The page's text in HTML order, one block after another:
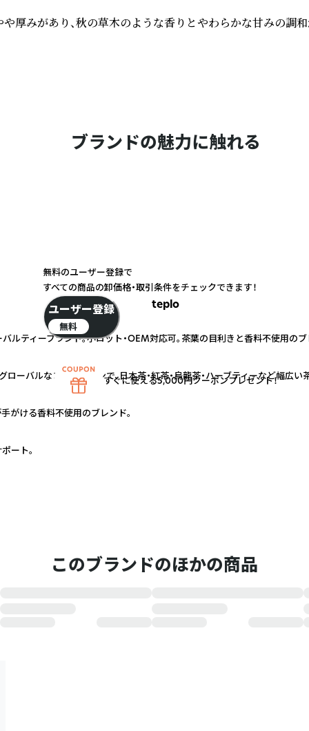
みがあり、秋の草木のような香りとやわらかな甘みの調
ブランドの魅力に触れる
teplo
ルティーブランド。小ロット・OEM対応可。茶葉の目利きと香料不使用の
ローバルなコネクションで、日本茶・紅茶・烏龍茶・ハーブティーなど幅広い
がける香料不使用のブレンド。
ート。
このブランドのほかの商品
無料のユーザー登録で
すべての商品の卸価格・取引条件をチェックできます！
ユーザー登録
無料
すぐに使える5,000円クーポンプレゼント！